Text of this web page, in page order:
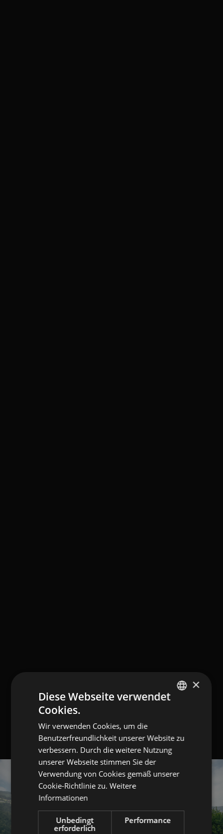
×
Diese Webseite verwendet
Cookies.
Wir verwenden Cookies, um die
Benutzerfreundlichkeit unserer Website zu
verbessern. Durch die weitere Nutzung
unserer Webseite stimmen Sie der
Verwendung von Cookies gemäß unserer
Cookie-Richtlinie zu. Weitere
Informationen
Unbedingt
erforderlich
Performance